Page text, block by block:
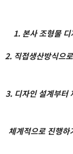
1. 본사 조형물
2. 직접생산방식으
3. 디자인 설계부터
체계적으로 진행